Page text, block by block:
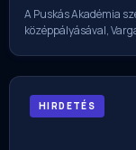
A Puskás Akadémia
középpályásával,
HIRDETÉS